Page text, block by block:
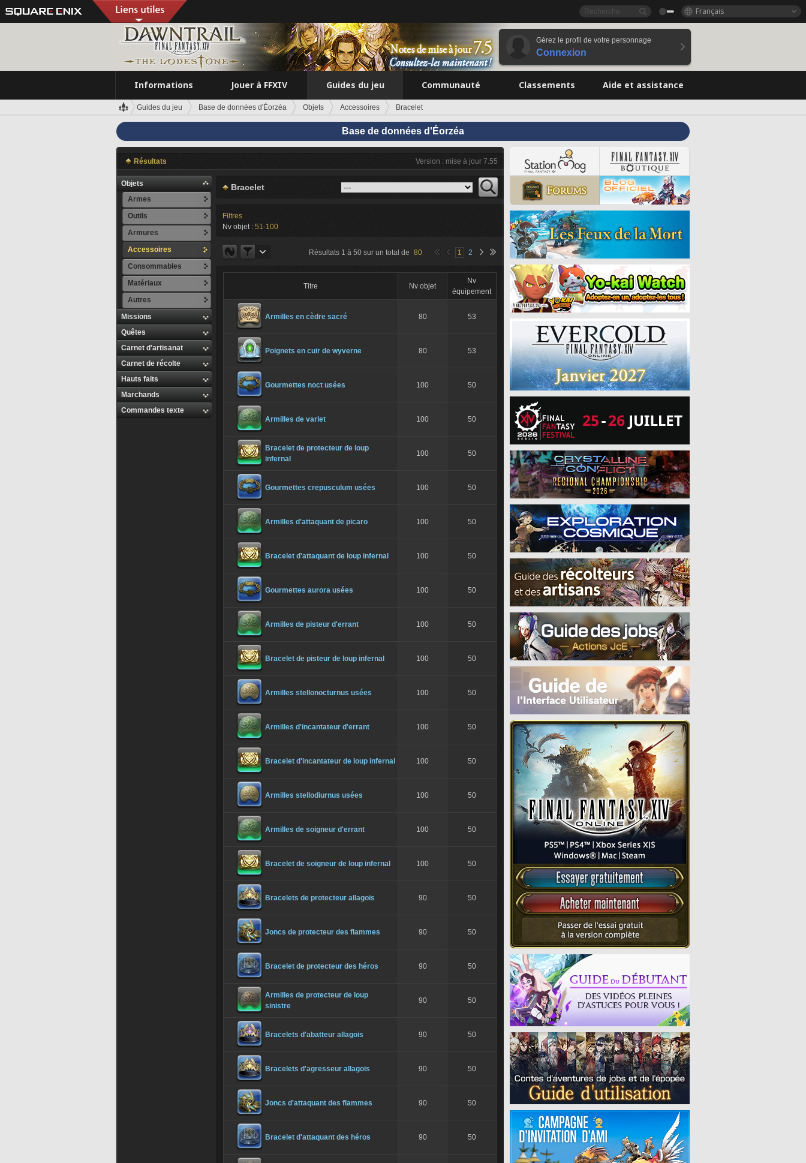
Français
Gérez le profil de votre personnage
Connexion
Informations Jouer à FFXIV Guides du jeu Communauté Classements Aide et assistance
Guides du jeu Base de données d'Éorzéa Objets Accessoires Bracelet
Base de données d'Éorzéa
Résultats Version : mise à jour 7.55
Objets
Armes
Outils
Armures
Accessoires
Consommables
Matériaux
Autres
Missions
Quêtes
Carnet d'artisanat
Carnet de récolte
Hauts faits
Marchands
Commandes texte
Bracelet
Filtres
Nv objet : 51-100
Résultats 1 à 50 sur un total de 80 1 2
Titre Nv objet
Nv
équipement
Armilles en cèdre sacré 80 53
Poignets en cuir de wyverne 80 53
Gourmettes noct usées 100 50
Armilles de varlet 100 50
Bracelet de protecteur de loup
infernal
100 50
Gourmettes crepusculum usées 100 50
Armilles d'attaquant de picaro 100 50
Bracelet d'attaquant de loup infernal 100 50
Gourmettes aurora usées 100 50
Armilles de pisteur d'errant 100 50
Bracelet de pisteur de loup infernal 100 50
Armilles stellonocturnus usées 100 50
Armilles d'incantateur d'errant 100 50
Bracelet d'incantateur de loup infernal 100 50
Armilles stellodiurnus usées 100 50
Armilles de soigneur d'errant 100 50
Bracelet de soigneur de loup infernal 100 50
Bracelets de protecteur allagois 90 50
Joncs de protecteur des flammes 90 50
Bracelet de protecteur des héros 90 50
Armilles de protecteur de loup
sinistre
90 50
Bracelets d'abatteur allagois 90 50
Bracelets d'agresseur allagois 90 50
Joncs d'attaquant des flammes 90 50
Bracelet d'attaquant des héros 90 50